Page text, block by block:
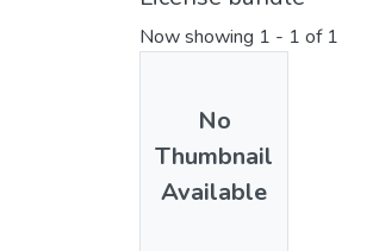
Now showing 1 - 1 of 1
No
Thumbnail
Available